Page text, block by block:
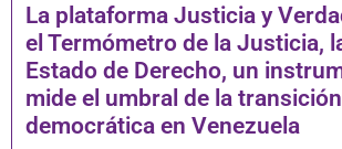
La plataforma Justicia y
el Termómetro de la Justicia,
Estado de Derecho, un
mide el umbral de la transición
democrática en Venezuela